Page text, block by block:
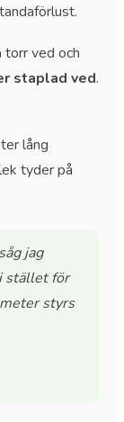
torr ved och
staplad ved.
lång
tyder på
jag
stället för
styrs